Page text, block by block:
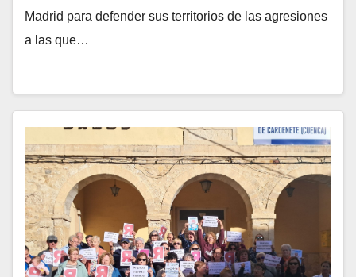
Madrid para defender sus territorios de las agresiones
a las que…